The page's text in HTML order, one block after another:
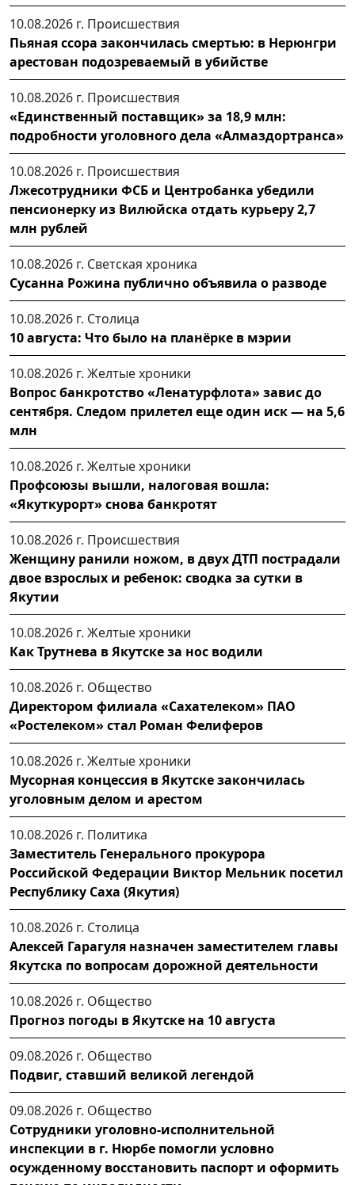
10.08.2026 г. Происшествия
Пьяная ссора закончилась смертью: в Нерюнгри
арестован подозреваемый в убийстве
10.08.2026 г. Происшествия
«Единственный поставщик» за 18,9 млн:
подробности уголовного дела «Алмаздортранса»
10.08.2026 г. Происшествия
Лжесотрудники ФСБ и Центробанка убедили
пенсионерку из Вилюйска отдать курьеру 2,7
млн рублей
10.08.2026 г. Светская хроника
Сусанна Рожина публично объявила о разводе
10.08.2026 г. Столица
10 августа: Что было на планёрке в мэрии
10.08.2026 г. Желтые хроники
Вопрос банкротство «Ленатурфлота» завис до
сентября. Следом прилетел еще один иск — на 5,6
млн
10.08.2026 г. Желтые хроники
Профсоюзы вышли, налоговая вошла:
«Якуткурорт» снова банкротят
10.08.2026 г. Происшествия
Женщину ранили ножом, в двух ДТП пострадали
двое взрослых и ребенок: сводка за сутки в
Якутии
10.08.2026 г. Желтые хроники
Как Трутнева в Якутске за нос водили
10.08.2026 г. Общество
Директором филиала «Сахателеком» ПАО
«Ростелеком» стал Роман Фелиферов
10.08.2026 г. Желтые хроники
Мусорная концессия в Якутске закончилась
уголовным делом и арестом
10.08.2026 г. Политика
Заместитель Генерального прокурора
Российской Федерации Виктор Мельник посетил
Республику Саха (Якутия)
10.08.2026 г. Столица
Алексей Гарагуля назначен заместителем главы
Якутска по вопросам дорожной деятельности
10.08.2026 г. Общество
Прогноз погоды в Якутске на 10 августа
09.08.2026 г. Общество
Подвиг, ставший великой легендой
09.08.2026 г. Общество
Сотрудники уголовно-исполнительной
инспекции в г. Нюрбе помогли условно
осужденному восстановить паспорт и оформить